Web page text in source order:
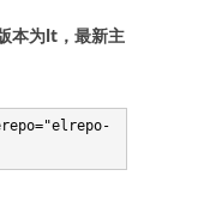
本为lt，最新主